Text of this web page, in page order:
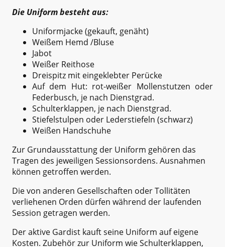
Die Uniform besteht aus:
Uniformjacke (gekauft, genäht)
Weißem Hemd /Bluse
Jabot
Weißer Reithose
Dreispitz mit eingeklebter Perücke
Auf dem Hut: rot-weißer Mollenstutzen oder
Federbusch, je nach Dienstgrad.
Schulterklappen, je nach Dienstgrad.
Stiefelstulpen oder Lederstiefeln (schwarz)
Weißen Handschuhe
Zur Grundausstattung der Uniform gehören das
Tragen des jeweiligen Sessionsordens. Ausnahmen
können getroffen werden.
Die von anderen Gesellschaften oder Tollitäten
verliehenen Orden dürfen während der laufenden
Session getragen werden.
Der aktive Gardist kauft seine Uniform auf eigene
Kosten. Zubehör zur Uniform wie Schulterklappen,